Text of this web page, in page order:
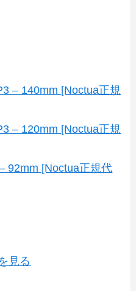
– 140mm [Noctua正規
– 120mm [Noctua正規
92mm [Noctua正規代
見る